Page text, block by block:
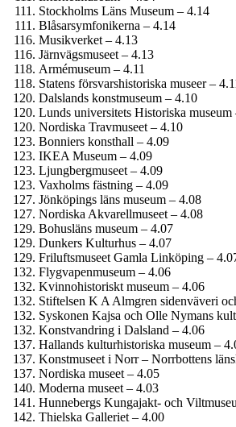
Stockholms Läns Museum – 4.14
Blåsar­symfonikerna – 4.14
Musikverket – 4.13
Järnvägs­museet – 4.13
Armé­museum – 4.11
Statens försvars­historiska museer –
Dalslands konstmuseum – 4.10
Lunds universitets Historiska museum
Nordiska Travmuseet – 4.10
Bonniers konsthall – 4.09
IKEA Museum – 4.09
Ljungberg­museet – 4.09
Vaxholms fästning – 4.09
Jönköpings läns museum – 4.08
Nordiska Akvarellmuseet – 4.08
Bohusläns museum – 4.07
Dunkers Kulturhus – 4.07
Frilufts­museet Gamla Linköping –
Flygvapen­museum – 4.06
Kvinnohistoriskt museum – 4.06
Stiftelsen K A Almgren sidenväveri
Syskonen Kajsa och Olle Nymans
Konstvandring i Dalsland – 4.06
Hallands kultur­historiska museum –
Konstmuseet i Norr – Norrbottens
Nordiska museet – 4.05
Moderna museet – 4.03
Hunnebergs Kungajakt- och
Thielska Galleriet – 4.00